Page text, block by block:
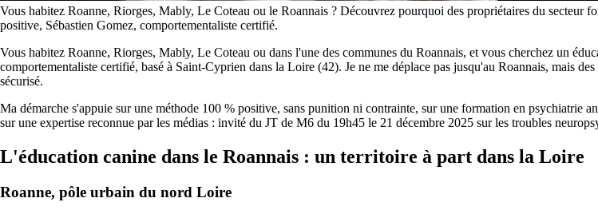
Vous habitez Roanne, Riorges, Mably, Le Coteau ou le Roannais ? Découvrez pourquoi des propriétaires du
positive, Sébastien Gomez, comportementaliste certifié.
Vous habitez Roanne, Riorges, Mably, Le Coteau ou dans l'une des communes du Roannais, et vous cherchez un
comportementaliste certifié, basé à Saint-Cyprien dans la Loire (42). Je ne me déplace pas jusqu'au Roannais, mais
sécurisé.
Ma démarche s'appuie sur une méthode 100 % positive, sans punition ni contrainte, sur une formation en psychiatrie
sur une expertise reconnue par les médias : invité du JT de M6 du 19h45 le 21 décembre 2025 sur les troubles
L'éducation canine dans le Roannais : un territoire à part dans la Loire
Roanne, pôle urbain du nord Loire